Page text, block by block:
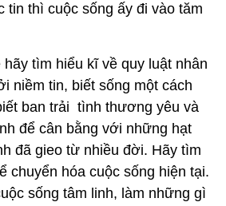
tin thì cuộc sống ấy đi vào tăm
tìm hiểu kĩ về quy luật nhân
niềm tin, biết sống một cách
ban trải tình thương yêu và
để cân bằng với những hạt
đã gieo từ nhiều đời. Hãy tìm
chuyển hóa cuộc sống hiện tại.
sống tâm linh, làm những gì